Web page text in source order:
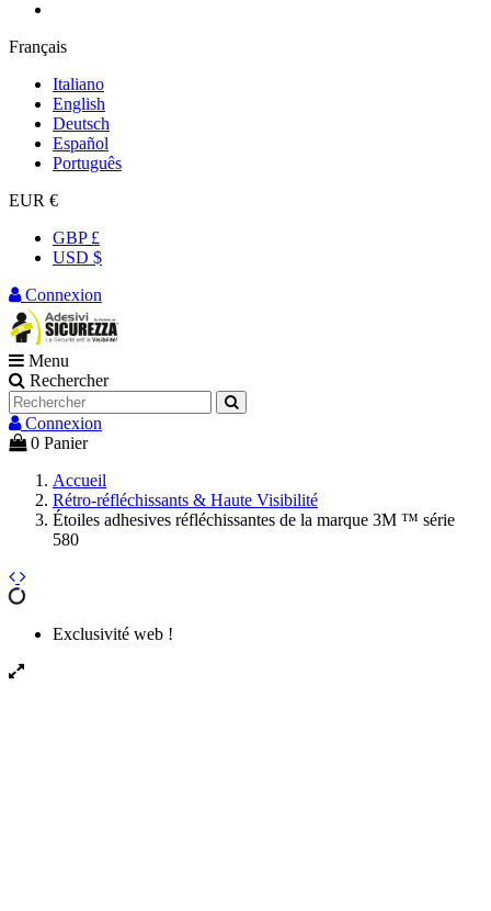
Français
Italiano
English
Deutsch
Español
Português
EUR €
GBP £
USD $
Connexion
Menu
Rechercher
Connexion
0 Panier
Accueil
Rétro-réfléchissants & Haute Visibilité
Étoiles adhesives réfléchissantes de la marque 3M ™ série
580
Exclusivité web !